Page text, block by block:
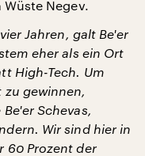
Wüste Negev.
Jahren, galt Be'er
eher als ein Ort
High-Tech. Um
gewinnen,
Schevas,
Wir sind hier in
60 Prozent der